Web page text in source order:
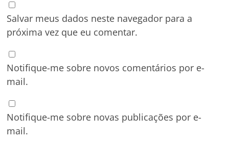
Salvar meus dados neste navegador para a
próxima vez que eu comentar.
Notifique-me sobre novos comentários por e-
mail.
Notifique-me sobre novas publicações por e-
mail.